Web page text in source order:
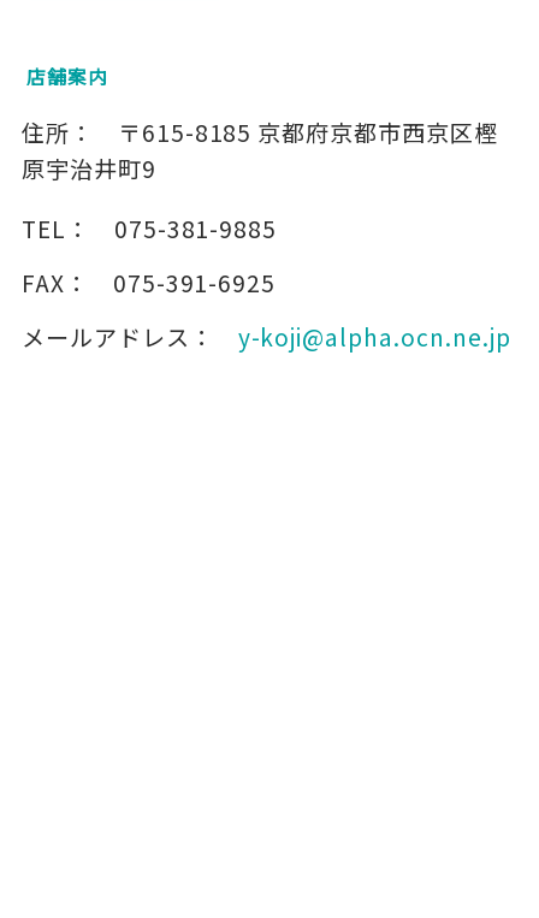
店舗案内
住所： 〒615-8185 京都府京都市西京区樫
原宇治井町9
TEL：
075-381-9885
FAX：
075-391-6925
メールアドレス：
y-koji@alpha.ocn.ne.jp